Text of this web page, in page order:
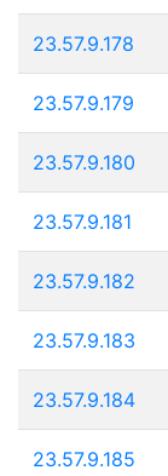
23.57.9.178
23.57.9.179
23.57.9.180
23.57.9.181
23.57.9.182
23.57.9.183
23.57.9.184
23.57.9.185